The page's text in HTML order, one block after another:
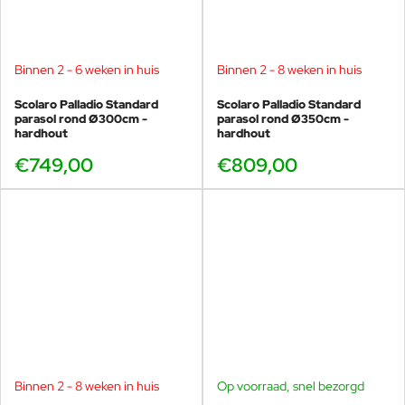
Binnen 2 - 6 weken in huis
Scolaro Palladio Standard
parasol rond Ø300cm -
hardhout
€749,00
Binnen 2 - 8 weken in huis
Scolaro Palladio Standard
parasol rond Ø350cm -
hardhout
€809,00
Binnen 2 - 8 weken in huis Op voorraad, snel bezorgd